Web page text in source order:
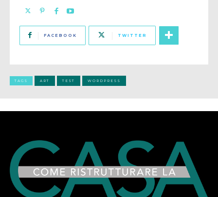
FACEBOOK TWITTER
TAGS ART TEST WORDPRESS